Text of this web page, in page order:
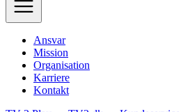
Ansvar
Mission
Organisation
Karriere
Kontakt